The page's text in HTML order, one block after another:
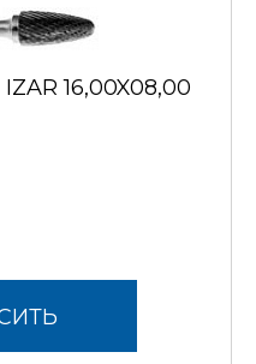
16,00X08,00